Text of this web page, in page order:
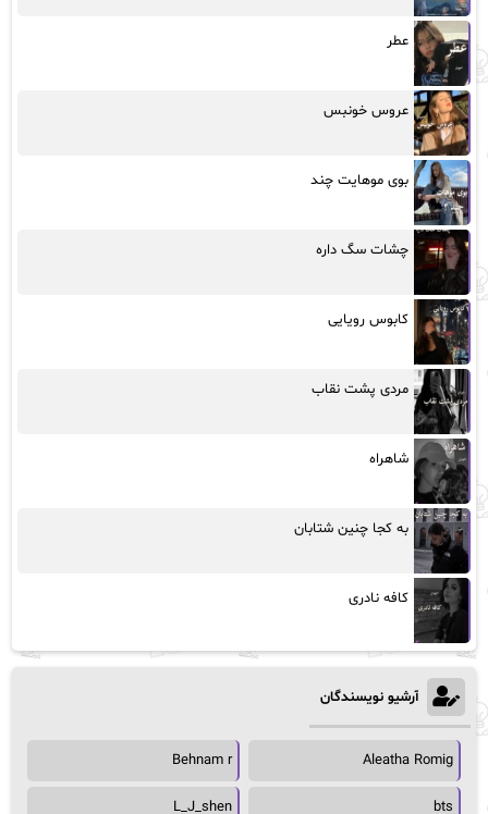
عطر
عروس خونبس
بوی موهایت چند
چشات سگ داره
کابوس رویایی
مردی پشت نقاب
شاهراه
به کجا چنین شتابان
کافه نادری
آرشیو نویسندگان
Aleatha Romig
Behnam r
bts
L_J_shen